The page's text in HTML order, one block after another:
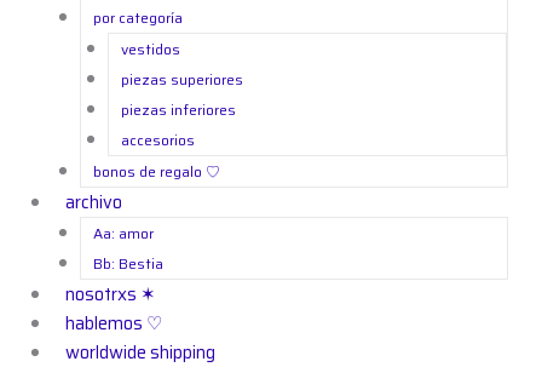
por categoría
vestidos
piezas superiores
piezas inferiores
accesorios
bonos de regalo ㅤ♡
archivo
Aa: amor
Bb: Bestia
nosotrxs ✶
hablemos ♡
worldwide shipping